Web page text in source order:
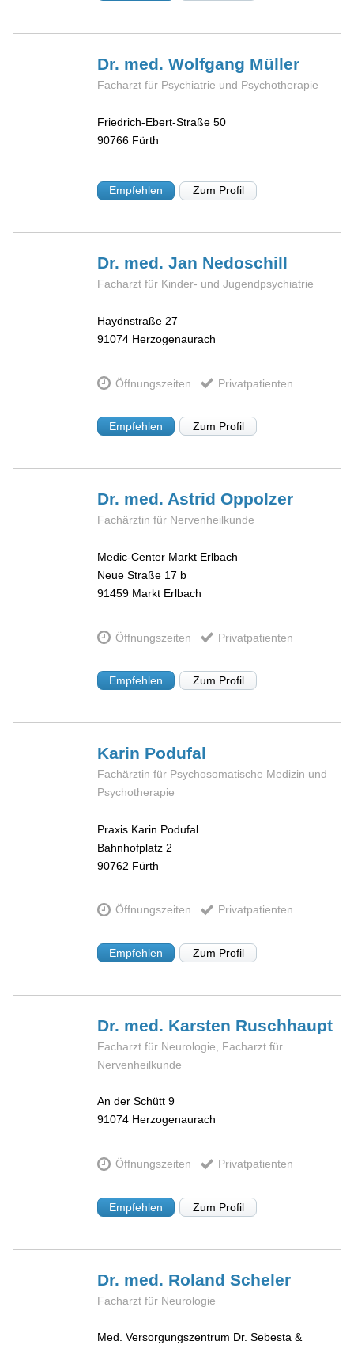
Dr. med. Wolfgang Müller
Facharzt für Psychiatrie und Psychotherapie
Friedrich-Ebert-Straße 50
90766 Fürth
Empfehlen Zum Profil
Dr. med. Jan Nedoschill
Facharzt für Kinder- und Jugendpsychiatrie
Haydnstraße 27
91074 Herzogenaurach
Öffnungszeiten Privatpatienten
Empfehlen Zum Profil
Dr. med. Astrid Oppolzer
Fachärztin für Nervenheilkunde
Medic-Center Markt Erlbach
Neue Straße 17 b
91459 Markt Erlbach
Öffnungszeiten Privatpatienten
Empfehlen Zum Profil
Karin Podufal
Fachärztin für Psychosomatische Medizin und
Psychotherapie
Praxis Karin Podufal
Bahnhofplatz 2
90762 Fürth
Öffnungszeiten Privatpatienten
Empfehlen Zum Profil
Dr. med. Karsten Ruschhaupt
Facharzt für Neurologie, Facharzt für
Nervenheilkunde
An der Schütt 9
91074 Herzogenaurach
Öffnungszeiten Privatpatienten
Empfehlen Zum Profil
Dr. med. RolandScheler
Facharzt für Neurologie
Med. Versorgungszentrum Dr. Sebesta &